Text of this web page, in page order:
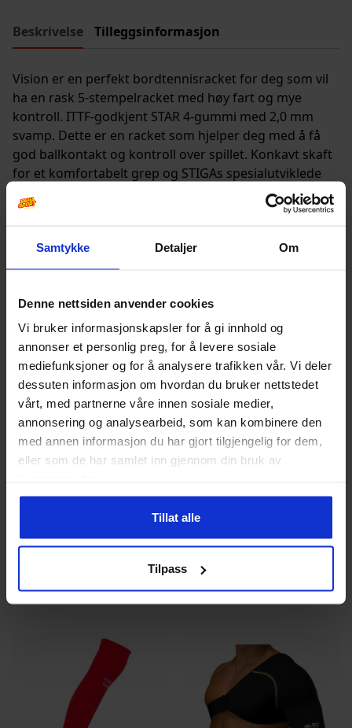
Samtykke Detaljer Om
Denne nettsiden anvender cookies
Vi bruker informasjonskapsler for å gi innhold og
annonser et personlig preg, for å levere sosiale
mediefunksjoner og for å analysere trafikken vår. Vi deler
dessuten informasjon om hvordan du bruker nettstedet
vårt, med partnerne våre innen sosiale medier,
annonsering og analysearbeid, som kan kombinere den
med annen informasjon du har gjort tilgjengelig for dem,
eller som de har samlet inn gjennom din bruk av
Tillat alle
Tilpass
Beskrivelse Tilleggsinformasjon
Vision er en perfekt bordtennisracket for deg som vil
ha en rask 5-stempelracket med høy fart og mye
kontroll. ITTF-godkjent STAR 4-gummi med 2,0 mm
svamp. Dette er en racket som hjelper deg med å få
god ballkontakt og kontroll over spillet. Konkavt skaft
for et komfortabelt grep og STIGAs spesialutviklede
Crystal Technology-overflatebehandling for høy
hastighet.
Andre produkter
Klister Profcare 500ML Profcare 6110 Leggstøtte
329
produktet
har
varianter.
kan